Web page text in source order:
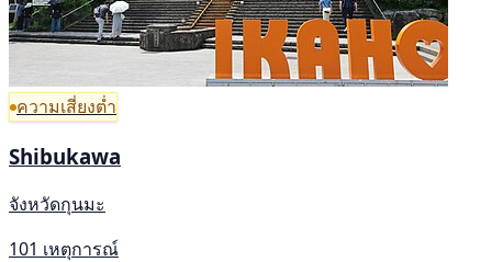
ความเสี่ยงต่ำ
Shibukawa
จังหวัดกุนมะ
101 เหตุการณ์